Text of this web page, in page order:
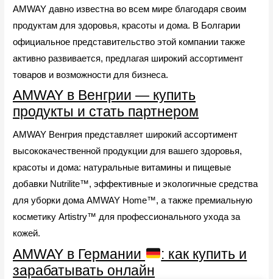
AMWAY давно известна во всем мире благодаря своим
продуктам для здоровья, красоты и дома. В Болгарии
официальное представительство этой компании также
активно развивается, предлагая широкий ассортимент
товаров и возможности для бизнеса.
AMWAY в Венгрии — купить
продукты и стать партнером
AMWAY Венгрия представляет широкий ассортимент
высококачественной продукции для вашего здоровья,
красоты и дома: натуральные витамины и пищевые
добавки Nutrilite™, эффективные и экологичные средства
для уборки дома AMWAY Home™, а также премиальную
косметику Artistry™ для профессионального ухода за
кожей.
AMWAY в Германии
: как купить и
зарабатывать онлайн